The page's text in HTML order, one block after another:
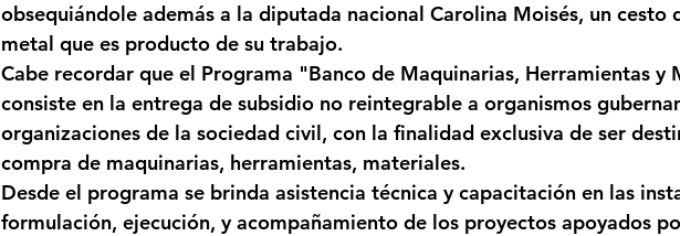
obsequiándole además a la diputada nacional Carolina Moisés, un cesto
metal que es producto de su trabajo.
Cabe recordar que el Programa "Banco de Maquinarias, Herramientas
consiste en la entrega de subsidio no reintegrable a organismos
organizaciones de la sociedad civil, con la finalidad exclusiva de ser
compra de maquinarias, herramientas, materiales.
Desde el programa se brinda asistencia técnica y capacitación en las
formulación, ejecución, y acompañamiento de los proyectos apoyados